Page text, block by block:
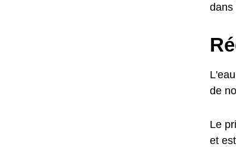
dans
de
Le
et